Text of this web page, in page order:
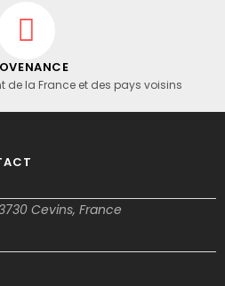
de la France et des pays voisins
Cevins, France